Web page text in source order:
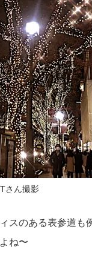
さん撮影
スのある表参道も
ね〜